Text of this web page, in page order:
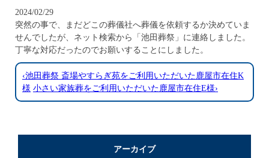
2024/02/29
突然の事で、まだどこの葬儀社へ葬儀を依頼するか決めていま
せんでしたが、ネット検索から「池田葬祭」に連絡しました。
丁寧な対応だったのでお願いすることにしました。
‹池田葬祭 斎場やすらぎ苑をご利用いただいた鹿屋市在住K
様 小さい家族葬をご利用いただいた鹿屋市在住E様›
アーカイブ